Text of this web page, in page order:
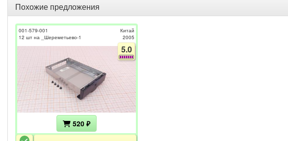
Похожие предложения
001-579-001
12 шт на _Шереметьево-1
Китай
2005
5.0
520 ₽